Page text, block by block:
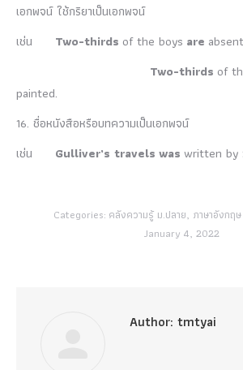
เอกพจน์ ใช้กริยาเป็นเอกพจน์
เช่น Two-thirds of the boys are
Two-thirds of
painted.
16. ชื่อหนังสือหรือบทความเป็นเอกพจน์
เช่น Gulliver’s travels was written by
Categories: คลังความรู้ ม.ปลาย, ภาษาอังกฤษ
January 4, 2022
Author: tmtyai